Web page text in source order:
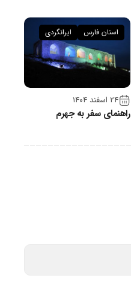
۲۴ اسفند ۱۴۰۴
راهنمای سفر به جهرم
استان فارس ایرانگردی